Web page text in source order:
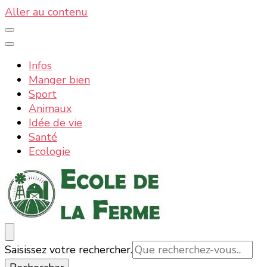
Aller au contenu
Infos
Manger bien
Sport
Animaux
Idée de vie
Santé
Ecologie
Ecole de la ferme : la nature, les informations et
actualités
La nature, la ferme, la campagne, tout ce qui est bon
et bio
Vous
recherchiez
Saisissez votre rechercher.